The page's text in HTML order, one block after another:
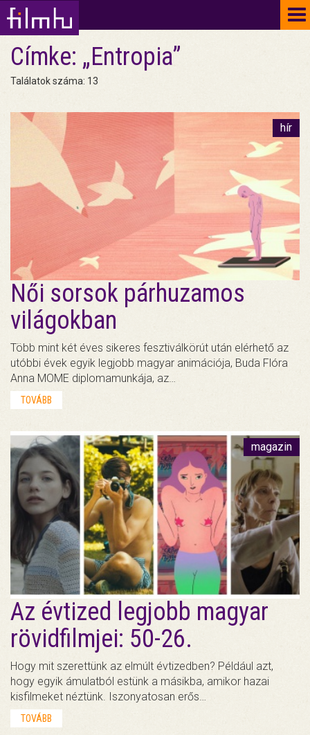
Címke: „Entropia”
Találatok száma: 13
hír
Női sorsok párhuzamos
világokban
Több mint két éves sikeres fesztiválkörút után elérhető az
utóbbi évek egyik legjobb magyar animációja, Buda Flóra
Anna MOME diplomamunkája, az…
TOVÁBB
magazin
Az évtized legjobb magyar
rövidfilmjei: 50-26.
Hogy mit szerettünk az elmúlt évtizedben? Például azt,
hogy egyik ámulatból estünk a másikba, amikor hazai
kisfilmeket néztünk. Iszonyatosan erős…
TOVÁBB